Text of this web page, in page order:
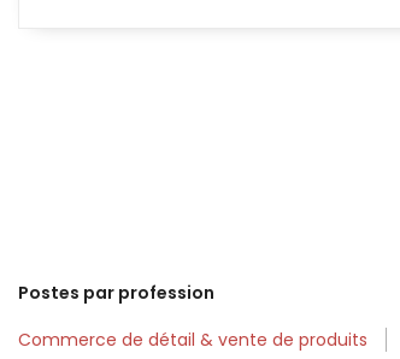
Postes par profession
Commerce de détail & vente de produits